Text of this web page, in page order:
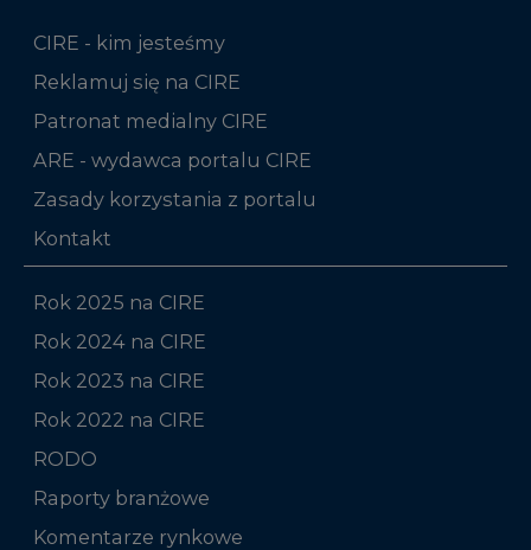
CIRE - kim jesteśmy
Reklamuj się na CIRE
Patronat medialny CIRE
ARE - wydawca portalu CIRE
Zasady korzystania z portalu
Kontakt
Rok 2025 na CIRE
Rok 2024 na CIRE
Rok 2023 na CIRE
Rok 2022 na CIRE
RODO
Raporty branżowe
Komentarze rynkowe